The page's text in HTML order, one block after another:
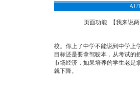
页面功能 【我来说
校。你上了中学不能说到中学上
目标还是要拿驾驶本，从考试的
市场经济，如果培养的学生老是
就下降。